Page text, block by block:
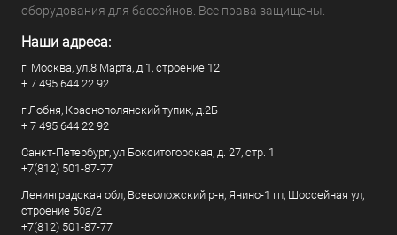
оборудования для бассейнов. Все права защищены.
Наши адреса:
г. Москва, ул.8 Марта, д.1, строение 12
+ 7 495 644 22 92
г.Лобня, Краснополянский тупик, д.2Б
+ 7 495 644 22 92
Санкт-Петербург, ул Бокситогорская, д. 27, стр. 1
+7(812) 501-87-77
Ленинградская обл, Всеволожский р-н, Янино-1 гп, Шоссейная ул,
строение 50а/2
+7(812) 501-87-77